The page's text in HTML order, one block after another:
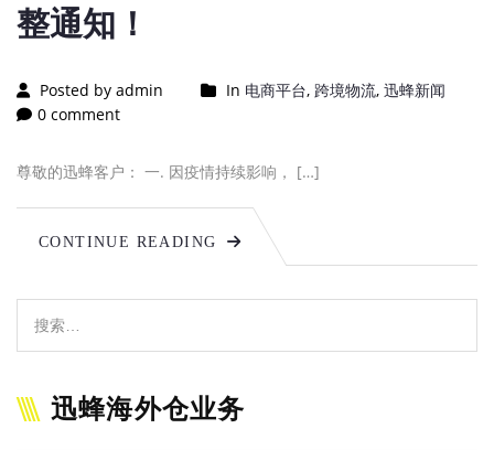
整通知！
Posted by admin In 电商平台, 跨境物流, 迅蜂新闻
0 comment
尊敬的迅蜂客户： 一. 因疫情持续影响， […]
CONTINUE READING
迅蜂海外仓业务